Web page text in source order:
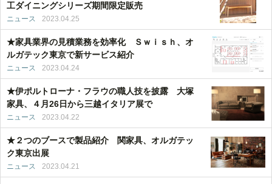
工ダイニングシリーズ期間限定販売
ニュース 2023.04.25
★家具業界の見積業務を効率化 Ｓｗｉｓｈ、オ
ルガテック東京で新サービス紹介
ニュース 2023.04.24
★伊ポルトローナ・フラウの職人技を披露 大塚
家具、４月26日から三越イタリア展で
ニュース 2023.04.22
★２つのブースで製品紹介 関家具、オルガテッ
ク東京出展
ニュース 2023.04.21